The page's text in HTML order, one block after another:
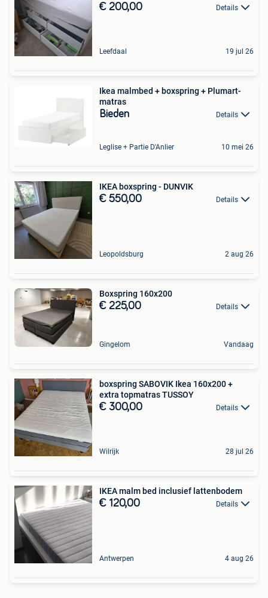
€ 200,00 Details
Leefdaal 19 jul 26
Ikea malmbed + boxspring + Plumart-
matras
Bieden Details
Leglise + Partie D'Anlier 10 mei 26
IKEA boxspring - DUNVIK
€ 550,00 Details
Leopoldsburg 2 aug 26
Boxspring 160x200
€ 225,00 Details
Gingelom Vandaag
boxspring SABOVIK Ikea 160x200 +
extra topmatras TUSSOY
€ 300,00 Details
Wilrijk 28 jul 26
IKEA malm bed inclusief lattenbodem
€ 120,00 Details
Antwerpen 4 aug 26